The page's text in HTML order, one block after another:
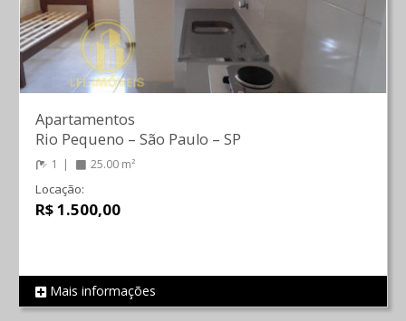
REF 749
Apartamentos
Rio Pequeno – São Paulo – SP
1 25.00 m²
Locação:
R$ 1.500,00
Mais informações